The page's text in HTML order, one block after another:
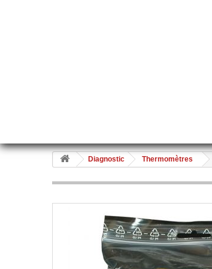
Diagnostic Thermomètres